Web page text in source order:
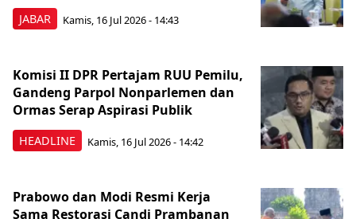
JABAR Kamis, 16 Jul 2026 - 14:43
HEADLINE
Komisi II DPR Pertajam RUU Pemilu,
Gandeng Parpol Nonparlemen dan
Ormas Serap Aspirasi Publik
Kamis, 16 Jul 2026 - 14:42
Prabowo dan Modi Resmi Kerja
Sama Restorasi Candi Prambanan